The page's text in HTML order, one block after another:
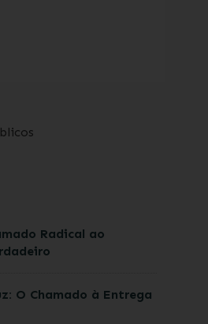
Radical ao
O Chamado à Entrega